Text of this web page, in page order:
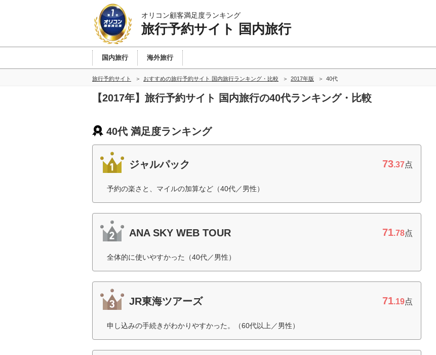
オリコン顧客満足度ランキング
旅行予約サイト 国内旅行
国内旅行 海外旅行
旅行予約サイト おすすめの旅行予約サイト 国内旅行ランキング・比較 2017年版 40代
【2017年】旅行予約サイト 国内旅行の40代ランキング・比較
40代 満足度ランキング
ジャルパック 73.37点
予約の楽さと、マイルの加算など（40代／男性）
ANA SKY WEB TOUR 71.78点
全体的に使いやすかった（40代／男性）
JR東海ツアーズ 71.19点
申し込みの手続きがわかりやすかった。（60代以上／男性）